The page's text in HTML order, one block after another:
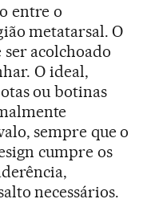
entre o
metatarsal. O
acolchoado
O ideal,
ou botinas
sempre que o
cumpre os
necessários.